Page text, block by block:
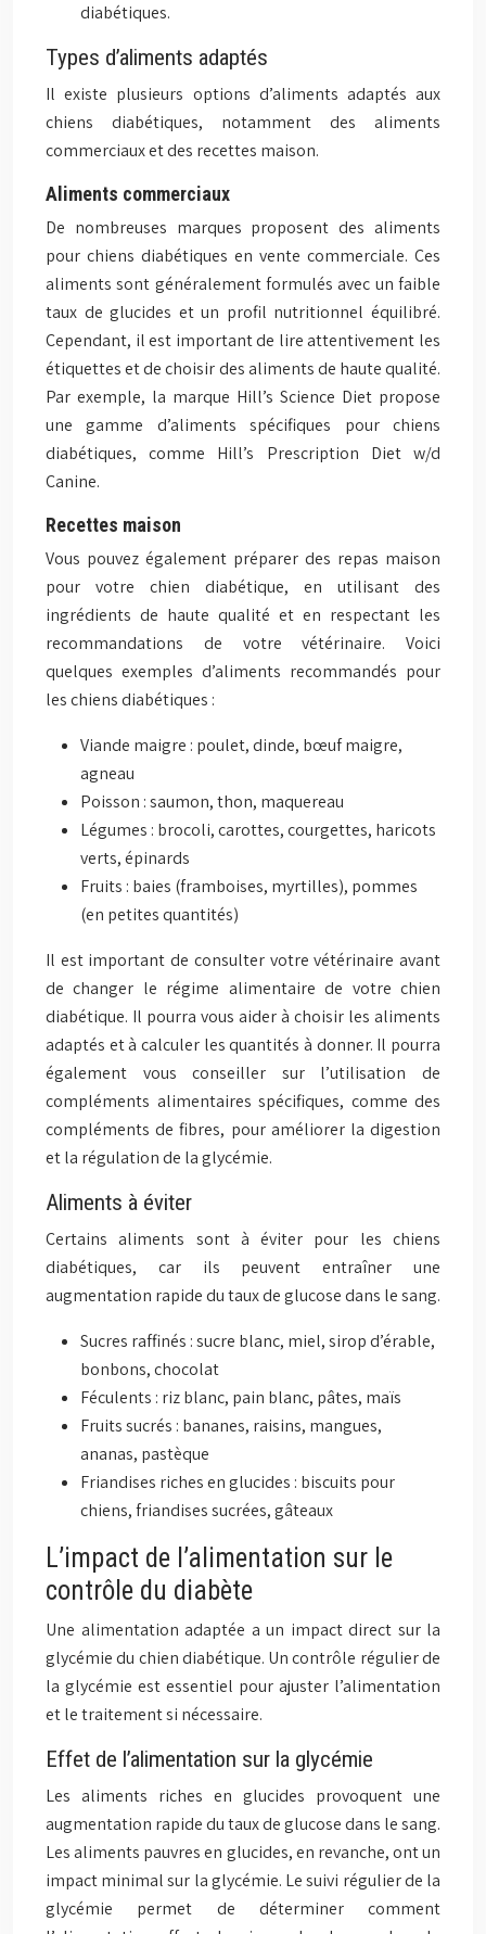
diabétiques.
Types d’aliments adaptés
Il existe plusieurs options d’aliments adaptés aux
chiens diabétiques, notamment des aliments
commerciaux et des recettes maison.
Aliments commerciaux
De nombreuses marques proposent des aliments
pour chiens diabétiques en vente commerciale. Ces
aliments sont généralement formulés avec un faible
taux de glucides et un profil nutritionnel équilibré.
Cependant, il est important de lire attentivement les
étiquettes et de choisir des aliments de haute qualité.
Par exemple, la marque Hill’s Science Diet propose
une gamme d’aliments spécifiques pour chiens
diabétiques, comme Hill’s Prescription Diet w/d
Canine.
Recettes maison
Vous pouvez également préparer des repas maison
pour votre chien diabétique, en utilisant des
ingrédients de haute qualité et en respectant les
recommandations de votre vétérinaire. Voici
quelques exemples d’aliments recommandés pour
les chiens diabétiques :
Viande maigre : poulet, dinde, bœuf maigre,
agneau
Poisson : saumon, thon, maquereau
Légumes : brocoli, carottes, courgettes, haricots
verts, épinards
Fruits : baies (framboises, myrtilles), pommes
(en petites quantités)
Il est important de consulter votre vétérinaire avant
de changer le régime alimentaire de votre chien
diabétique. Il pourra vous aider à choisir les aliments
adaptés et à calculer les quantités à donner. Il pourra
également vous conseiller sur l’utilisation de
compléments alimentaires spécifiques, comme des
compléments de fibres, pour améliorer la digestion
et la régulation de la glycémie.
Aliments à éviter
Certains aliments sont à éviter pour les chiens
diabétiques, car ils peuvent entraîner une
augmentation rapide du taux de glucose dans le sang.
Sucres raffinés : sucre blanc, miel, sirop d’érable,
bonbons, chocolat
Féculents : riz blanc, pain blanc, pâtes, maïs
Fruits sucrés : bananes, raisins, mangues,
ananas, pastèque
Friandises riches en glucides : biscuits pour
chiens, friandises sucrées, gâteaux
L’impact de l’alimentation sur le
contrôle du diabète
Une alimentation adaptée a un impact direct sur la
glycémie du chien diabétique. Un contrôle régulier de
la glycémie est essentiel pour ajuster l’alimentation
et le traitement si nécessaire.
Effet de l’alimentation sur la glycémie
Les aliments riches en glucides provoquent une
augmentation rapide du taux de glucose dans le sang.
Les aliments pauvres en glucides, en revanche, ont un
impact minimal sur la glycémie. Le suivi régulier de la
glycémie permet de déterminer comment